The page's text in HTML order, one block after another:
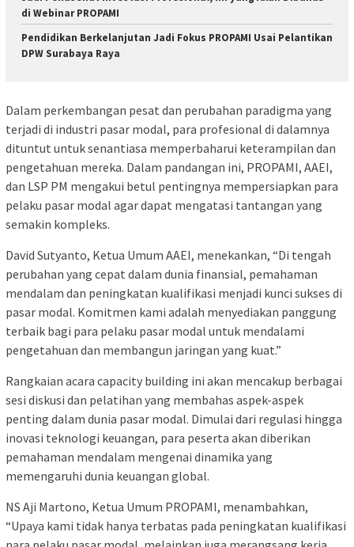
di Webinar PROPAMI
Pendidikan Berkelanjutan Jadi Fokus PROPAMI Usai Pelantikan
DPW Surabaya Raya
Dalam perkembangan pesat dan perubahan paradigma yang
terjadi di industri pasar modal, para profesional di dalamnya
dituntut untuk senantiasa memperbaharui keterampilan dan
pengetahuan mereka. Dalam pandangan ini, PROPAMI, AAEI,
dan LSP PM mengakui betul pentingnya mempersiapkan para
pelaku pasar modal agar dapat mengatasi tantangan yang
semakin kompleks.
David Sutyanto, Ketua Umum AAEI, menekankan, “Di tengah
perubahan yang cepat dalam dunia finansial, pemahaman
mendalam dan peningkatan kualifikasi menjadi kunci sukses di
pasar modal. Komitmen kami adalah menyediakan panggung
terbaik bagi para pelaku pasar modal untuk mendalami
pengetahuan dan membangun jaringan yang kuat.”
Rangkaian acara capacity building ini akan mencakup berbagai
sesi diskusi dan pelatihan yang membahas aspek-aspek
penting dalam dunia pasar modal. Dimulai dari regulasi hingga
inovasi teknologi keuangan, para peserta akan diberikan
pemahaman mendalam mengenai dinamika yang
memengaruhi dunia keuangan global.
NS Aji Martono, Ketua Umum PROPAMI, menambahkan,
“Upaya kami tidak hanya terbatas pada peningkatan kualifikasi